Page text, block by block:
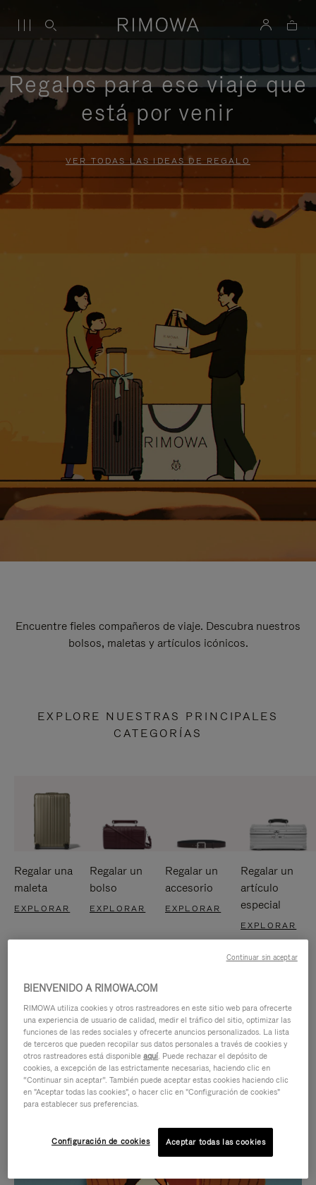
Regalos para ese viaje que
está por venir
VER TODAS LAS IDEAS DE REGALO
Encuentre fieles compañeros de viaje. Descubra nuestros
bolsos, maletas y artículos icónicos.
EXPLORE NUESTRAS PRINCIPALES
CATEGORÍAS
Regalar una
maleta
EXPLORAR
Regalar un
bolso
EXPLORAR
Regalar un
accesorio
EXPLORAR
Regalar un
artículo
especial
EXPLORAR
VÍDEO
NO
SONIDO
DEL
BIENVENIDO A RIMOWA.COM
RIMOWA utiliza cookies y otros rastreadores en este sitio web para ofrecerte
una experiencia de usuario de calidad, medir el tráfico del sitio, optimizar las
funciones de las redes sociales y ofrecerte anuncios personalizados. La lista
de terceros que pueden recopilar sus datos personales a través de cookies y
otros rastreadores está disponibleaquí. Puede rechazar el depósito de
cookies, a excepción de las estrictamente necesarias, haciendo clic en
“Continuar sin aceptar”. También puede aceptar estas cookies haciendo clic
en "Aceptar todas las cookies", o hacer clic en "Configuración de cookies"
para establecer sus preferencias.
Configuración de cookies Aceptar todas las cookies
Continuar sin aceptar